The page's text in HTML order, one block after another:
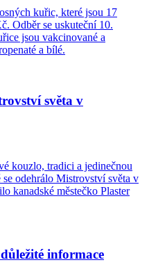
kuřic, které jsou 17
Odběr se uskuteční 10.
jsou vakcinované a
a bílé.
světa v
kouzlo, tradici a jedinečnou
odehrálo Mistrovství světa v
kanadské městečko Plaster
informace